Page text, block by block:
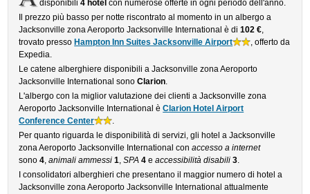
disponibili 4 hotel con numerose offerte in ogni periodo dell'anno.
Il prezzo più basso per notte riscontrato al momento in un albergo a
Jacksonville zona Aeroporto Jacksonville International è di102 €,
trovato presso Hampton Inn Suites Jacksonville Airport
, offerto da
Expedia.
Le catene alberghiere disponibili a Jacksonville zona Aeroporto
Jacksonville International sonoClarion.
L'albergo con la miglior valutazione dei clienti a Jacksonville zona
Aeroporto Jacksonville International èClarion Hotel Airport
Conference Center
.
Per quanto riguarda le disponibilità di servizi, gli hotel a Jacksonville
zona Aeroporto Jacksonville International conaccesso a internet
sono4,animali ammessi 1,SPA 4 eaccessibilità disabili 3.
I consolidatori alberghieri che presentano il maggior numero di hotel a
Jacksonville zona Aeroporto Jacksonville International attualmente